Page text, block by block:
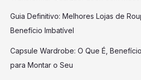
Guia Definitivo: Melhores Lojas de
Benefício Imbatível
Capsule Wardrobe: O Que É,
para Montar o Seu